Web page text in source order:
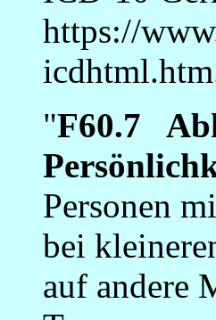
https://
"F60.7
Personen
bei
auf andere